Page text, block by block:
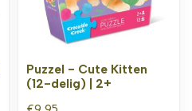
Puzzel - Cute Kitten
(12-delig) | 2+